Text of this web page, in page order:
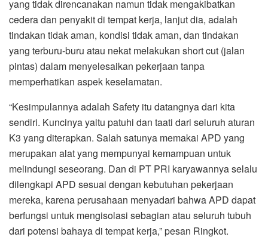
yang tidak direncanakan namun tidak mengakibatkan
cedera dan penyakit di tempat kerja, lanjut dia, adalah
tindakan tidak aman, kondisi tidak aman, dan tindakan
yang terburu-buru atau nekat melakukan short cut (jalan
pintas) dalam menyelesaikan pekerjaan tanpa
memperhatikan aspek keselamatan.
“Kesimpulannya adalah Safety itu datangnya dari kita
sendiri. Kuncinya yaitu patuhi dan taati dari seluruh aturan
K3 yang diterapkan. Salah satunya memakai APD yang
merupakan alat yang mempunyai kemampuan untuk
melindungi seseorang. Dan di PT PRI karyawannya selalu
dilengkapi APD sesuai dengan kebutuhan pekerjaan
mereka, karena perusahaan menyadari bahwa APD dapat
berfungsi untuk mengisolasi sebagian atau seluruh tubuh
dari potensi bahaya di tempat kerja,” pesan Ringkot.